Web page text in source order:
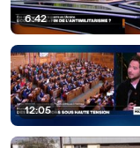
6:42
12:05